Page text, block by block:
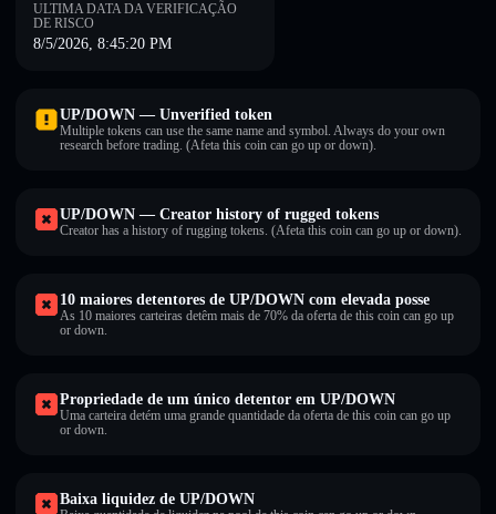
ULTIMA DATA DA VERIFICAÇÃO
DE RISCO
8/5/2026, 8:45:20 PM
UP/DOWN — Unverified token
Multiple tokens can use the same name and symbol. Always do your own
research before trading. (Afeta this coin can go up or down).
UP/DOWN — Creator history of rugged tokens
Creator has a history of rugging tokens. (Afeta this coin can go up or down).
10 maiores detentores de UP/DOWN com elevada posse
As 10 maiores carteiras detêm mais de 70% da oferta de this coin can go up
or down.
Propriedade de um único detentor em UP/DOWN
Uma carteira detém uma grande quantidade da oferta de this coin can go up
or down.
Baixa liquidez de UP/DOWN